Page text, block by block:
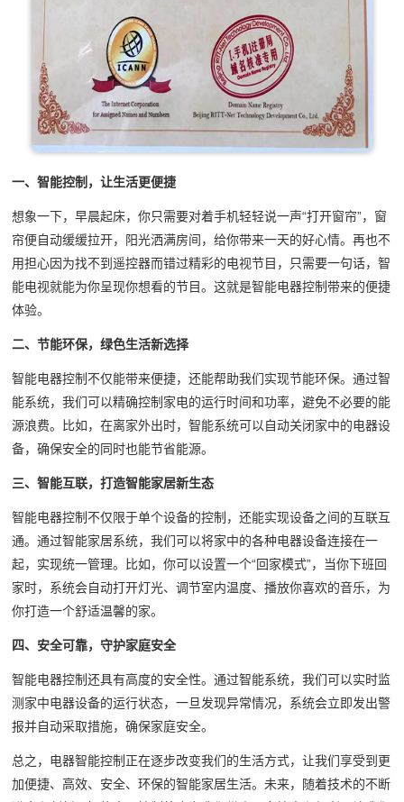
一、智能控制，让生活更便捷
想象一下，早晨起床，你只需要对着手机轻轻说一声“打开窗帘”，窗
帘便自动缓缓拉开，阳光洒满房间，给你带来一天的好心情。再也不
用担心因为找不到遥控器而错过精彩的电视节目，只需要一句话，智
能电视就能为你呈现你想看的节目。这就是智能电器控制带来的便捷
体验。
二、节能环保，绿色生活新选择
智能电器控制不仅能带来便捷，还能帮助我们实现节能环保。通过智
能系统，我们可以精确控制家电的运行时间和功率，避免不必要的能
源浪费。比如，在离家外出时，智能系统可以自动关闭家中的电器设
备，确保安全的同时也能节省能源。
三、智能互联，打造智能家居新生态
智能电器控制不仅限于单个设备的控制，还能实现设备之间的互联互
通。通过智能家居系统，我们可以将家中的各种电器设备连接在一
起，实现统一管理。比如，你可以设置一个“回家模式”，当你下班回
家时，系统会自动打开灯光、调节室内温度、播放你喜欢的音乐，为
你打造一个舒适温馨的家。
四、安全可靠，守护家庭安全
智能电器控制还具有高度的安全性。通过智能系统，我们可以实时监
测家中电器设备的运行状态，一旦发现异常情况，系统会立即发出警
报并自动采取措施，确保家庭安全。
总之，电器智能控制正在逐步改变我们的生活方式，让我们享受到更
加便捷、高效、安全、环保的智能家居生活。未来，随着技术的不断